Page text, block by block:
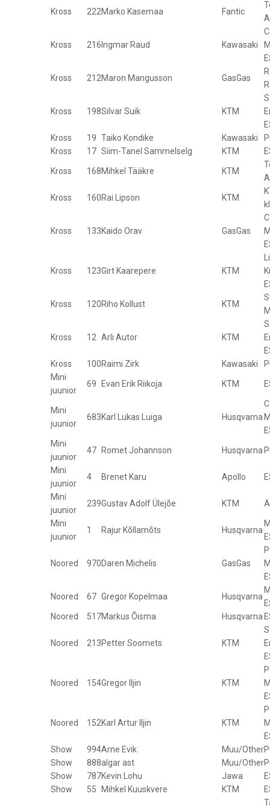
Kross 222Marko Kasemaa Fantic
Kross 216 Ingmar Raud Kawasaki
Kross 212Maron Mangusson GasGas
Kross 198Silvar Suik KTM
Kross
19 Taiko Kondike Kawasaki
Kross
17 Siim-Tanel Sammelselg KTM
Kross 168Mihkel Tääkre KTM
Kross 160Rai Lipson KTM
Kross 133Kaido Orav GasGas
Kross 123Girt Kaarepere KTM
Kross 120Riho Kollust KTM
Kross 12 Arli Autor KTM
Kross
100Raimi Zirk Kawasaki
Mini
juunior
69 Evan Erik Riikoja KTM
Mini
juunior
683Karl Lukas Luiga Husqvarna
Mini
juunior
47 Romet Johannson Husqvarna
Mini
juunior
4 Brenet Karu Apollo
Mini
juunior
239Gustav Adolf Ülejõe KTM
Mini
juunior
1 Rajur Kõllamõts Husqvarna
Noored 970Daren Michelis GasGas
Noored 67 Gregor Kopelmaa Husqvarna
Noored
517Markus Õisma Husqvarna
Noored 213Petter Soomets KTM
Noored 154Gregor Iljin KTM
Noored 152Karl Artur Iljin KTM
Show
994Arne Evik Muu/Other
Show
888algar ast Muu/Other
Show
787Kevin Lohu Jawa
Show
55 Mihkel Kuuskvere KTM